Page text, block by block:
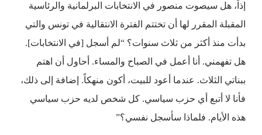
إذاً، هل سيصوت منصور في الانتخابات البرلمانية والرئاسية
المقبلة المقرر لها أن تختتم الفترة الانتقالية في تونس والتي
بدأت منذ أكثر من ثلاث سنوات؟ “لم أسجل [في الانتخابات].
هل تفهمني. أنا أعمل في الصباح والمساء. أحاول أن اهتم
ببناتي الثلاث. عندما أعود للبيت، أكون منهكاً. إضافة إلى ذلك،
فأنا لا أتبع أي حزب سياسي. كل شخص لديه حزب سياسي
هذه الأيام. فلماذا سأسجل نفسي؟”